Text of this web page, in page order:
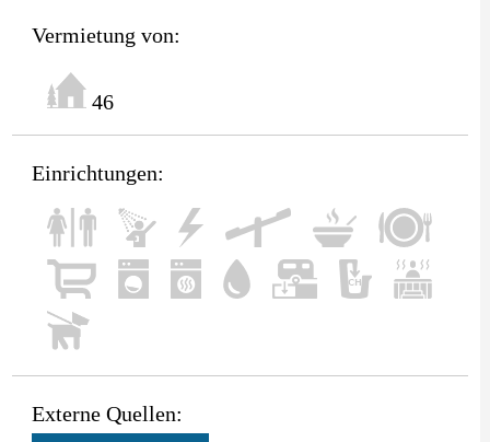
Vermietung von:
46
Einrichtungen:
Externe Quellen: